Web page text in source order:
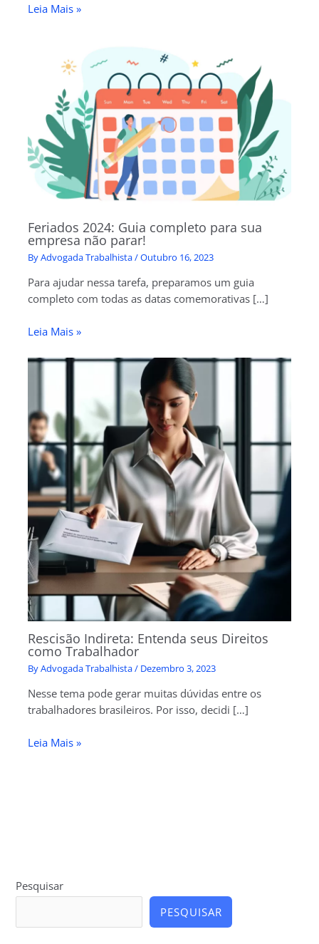
Leia Mais »
Feriados 2024: Guia completo para sua
empresa não parar!
ByAdvogada Trabalhista/Outubro 16, 2023
Para ajudar nessa tarefa, preparamos um guia
completo com todas as datas comemorativas […]
Leia Mais »
Rescisão Indireta: Entenda seus Direitos
como Trabalhador
ByAdvogada Trabalhista/ Dezembro 3, 2023
Nesse tema pode gerar muitas dúvidas entre os
trabalhadores brasileiros. Por isso, decidi […]
Leia Mais »
Pesquisar
PESQUISAR